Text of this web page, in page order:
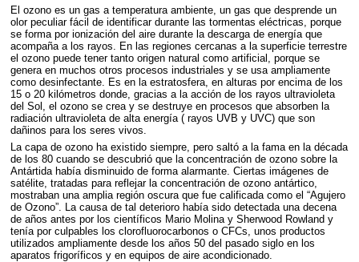
El ozono es un gas a temperatura ambiente, un gas que desprende un
olor peculiar fácil de identificar durante las tormentas eléctricas, porque
se forma por ionización del aire durante la descarga de energía que
acompaña a los rayos. En las regiones cercanas a la superficie terrestre
el ozono puede tener tanto origen natural como artificial, porque se
genera en muchos otros procesos industriales y se usa ampliamente
como desinfectante. Es en la estratosfera, en alturas por encima de los
15 o 20 kilómetros donde, gracias a la acción de los rayos ultravioleta
del Sol, el ozono se crea y se destruye en procesos que absorben la
radiación ultravioleta de alta energía ( rayos UVB y UVC) que son
dañinos para los seres vivos.
La capa de ozono ha existido siempre, pero saltó a la fama en la década
de los 80 cuando se descubrió que la concentración de ozono sobre la
Antártida había disminuido de forma alarmante. Ciertas imágenes de
satélite, tratadas para reflejar la concentración de ozono antártico,
mostraban una amplia región oscura que fue calificada como el “Agujero
de Ozono”. La causa de tal deterioro había sido detectada una decena
de años antes por los científicos Mario Molina y Sherwood Rowland y
tenía por culpables los clorofluorocarbonos o CFCs, unos productos
utilizados ampliamente desde los años 50 del pasado siglo en los
aparatos frigoríficos y en equipos de aire acondicionado.